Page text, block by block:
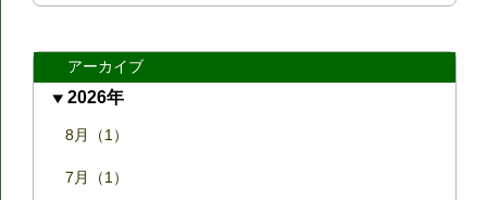
アーカイブ
2026年
8月（1）
7月（1）